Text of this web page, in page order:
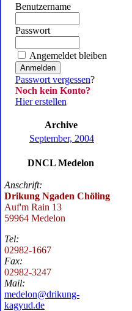
Benutzername
Passwort
Angemeldet bleiben
Passwort vergessen?
Noch kein Konto?
Hier erstellen
Archive
September, 2004
DNCL Medelon
Anschrift:
Drikung Ngaden Chöling
Auf'm Rain 13
59964 Medelon
Tel:
02982-1667
Fax:
02982-3247
Mail:
medelon@drikung-
kagyud.de